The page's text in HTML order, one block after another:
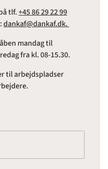
tlf.+45 86 29 22 99
dankaf@dankaf.dk.
mandag til
fra kl. 08-15.30.
til arbejdspladser